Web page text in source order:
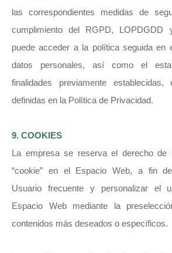
las correspondientes medidas de
cumplimiento del RGPD,
puede acceder a la política seguida en
datos personales, así como el
finalidades previamente
definidas en la Política de Privacidad.
9. COOKIES
La empresa se reserva el derecho de
“cookie” en el Espacio Web, a fin
Usuario frecuente y personalizar el
Espacio Web mediante la
contenidos más deseados o específicos.